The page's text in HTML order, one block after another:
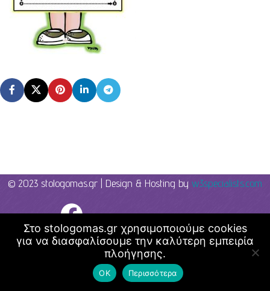
© 2023 stologomas.gr | Design & Hosting by w3specialists.com
Στο stologomas.gr χρησιμοποιούμε cookies
για να διασφαλίσουμε την καλύτερη εμπειρία
πλοήγησης.
ΟΚ Περισσότερα